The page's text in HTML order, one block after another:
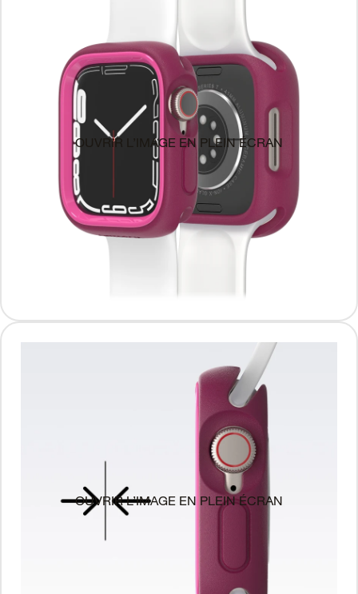
OUVRIR L’IMAGE EN PLEIN ÉCRAN
OUVRIR L’IMAGE EN PLEIN ÉCRAN